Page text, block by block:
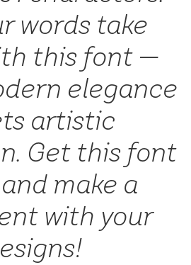
words take
this font —
elegance
artistic
Get this font
make a
with your